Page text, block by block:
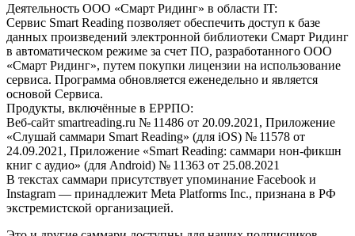
Деятельность ООО «Смарт Ридинг» в области IT:
Сервис Smart Reading позволяет обеспечить доступ к базе
данных произведений электронной библиотеки Смарт Ридинг
в автоматическом режиме за счет ПО, разработанного ООО
«Смарт Ридинг», путем покупки лицензии на использование
сервиса. Программа обновляется еженедельно и является
основой Сервиса.
Продукты, включённые в ЕРРПО:
Веб-сайт smartreading.ru № 11486 от 20.09.2021, Приложение
«Слушай саммари Smart Reading» (для iOS) № 11578 от
24.09.2021, Приложение «Smart Reading: саммари нон-фикшн
книг с аудио» (для Android) № 11363 от 25.08.2021
В текстах саммари присутствует упоминание Facebook и
Instagram — принадлежит Meta Platforms Inc., признана в РФ
экстремистской организацией.